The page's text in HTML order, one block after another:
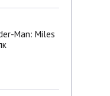
Man: Miles